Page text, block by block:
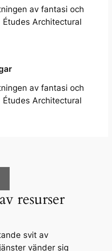
av fantasi och
Architectural
av fantasi och
Architectural
resurser
svit av
vänder sig